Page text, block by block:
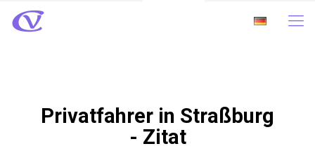
Privatfahrer in Straßburg
- Zitat